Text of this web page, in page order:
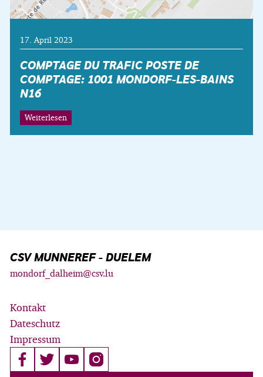
COMPTAGE DU TRAFIC POSTE DE
COMPTAGE: 1001 MONDORF-LES-BAINS
N16
Weiterlesen
17. April 2023
CSV MUNNEREF - DUELEM
mondorf_dalheim@csv.lu
Kontakt
Dateschutz
Impressum